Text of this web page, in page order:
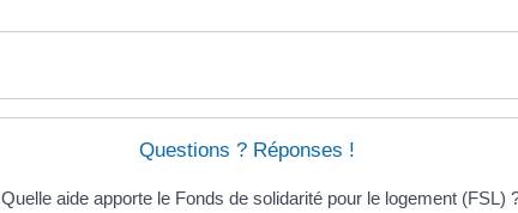
Questions ? Réponses !
Quelle aide apporte le Fonds de solidarité pour le logement (FSL)